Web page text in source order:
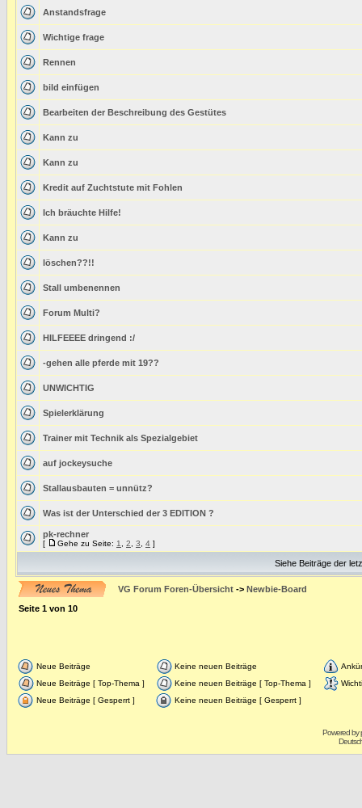
Anstandsfrage
Wichtige frage
Rennen
bild einfügen
Bearbeiten der Beschreibung des Gestütes
Kann zu
Kann zu
Kredit auf Zuchtstute mit Fohlen
Ich bräuchte Hilfe!
Kann zu
löschen??!!
Stall umbenennen
Forum Multi?
HILFEEEE dringend :/
-gehen alle pferde mit 19??
UNWICHTIG
Spielerklärung
Trainer mit Technik als Spezialgebiet
auf jockeysuche
Stallausbauten = unnütz?
Was ist der Unterschied der 3 EDITION ?
pk-rechner
[ Gehe zu Seite: 1 2 3 4 ]
Siehe Beiträge der
VG Forum Foren-Übersicht -> Newbie-Board
Seite 1 von 10
Neue Beiträge Keine neuen Beiträge
Neue Beiträge [ Top-Thema ]
Keine neuen Beiträge [ Top-Thema ]
Neue Beiträge [ Gesperrt ]
Keine neuen Beiträge [ Gesperrt ]
Powered by